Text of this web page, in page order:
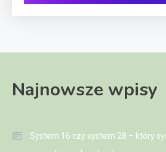
Najnowsze wpisy
System 16 czy system 28 – który